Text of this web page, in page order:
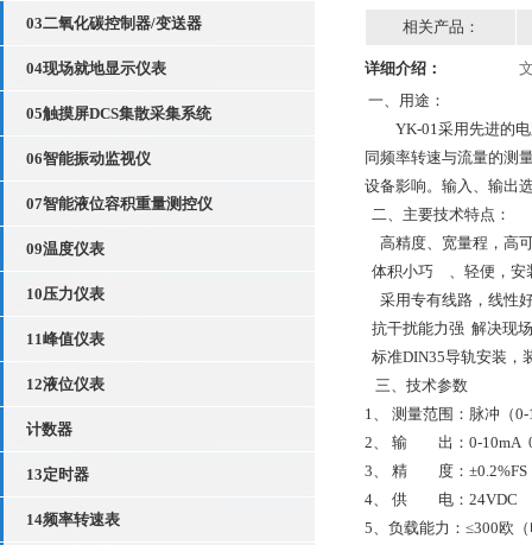
03二氧化碳控制器/变送器
04现场就地显示仪表
05触摸屏DCS集散采集系统
06智能振动监视仪
07智能液位容积重量测控仪
09温度仪表
10压力仪表
11峰值仪表
12液位仪表
计数器
13定时器
14频率转速表
相关产品：
详细介绍：
一、用途：
YK-01采用先进的
同频率转速与流量的测
设备影响。输入、输出
二、主要技术特点：
高精度、宽量程，高
体积小巧 、轻便，安
采用专有线路，线性
抗干扰能力强 解决现
标准DIN35导轨安装，
三、技术参数
1、 测量范围：脉冲（0-
2、 输 出： 0-10mA
3、 精 度：±0.2%FS
4、 供 电：
5、负载能力：≤300欧